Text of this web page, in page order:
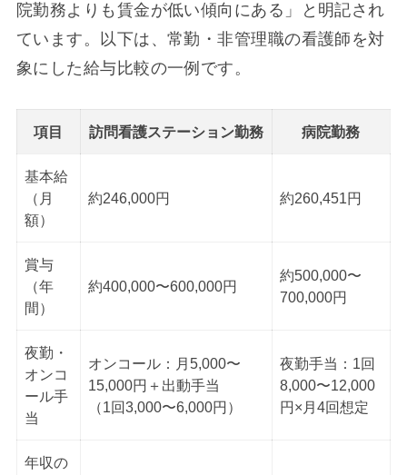
院勤務よりも賃金が低い傾向にある」と明記され
ています。以下は、常勤・非管理職の看護師を対
象にした給与比較の一例です。
項目 訪問看護ステーション勤務 病院勤務
基本給
（月
額）
約246,000円 約260,451円
賞与
（年
間）
約400,000〜600,000円
約500,000〜
700,000円
夜勤・
オンコ
ール手
当
オンコール：月5,000〜
15,000円＋出動手当
（1回3,000〜6,000円）
夜勤手当：1回
8,000〜12,000
円×月4回想定
年収の